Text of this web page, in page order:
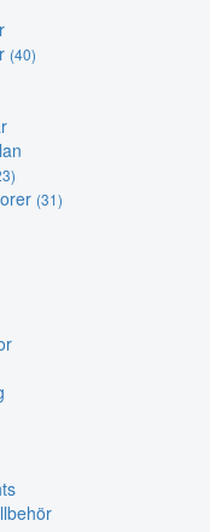
(40)
(31)